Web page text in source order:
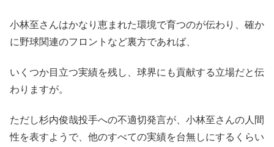
小林至さんはかなり恵まれた環境で育つのが伝わり、確か
に野球関連のフロントなど裏方であれば、
いくつか目立つ実績を残し、球界にも貢献する立場だと伝
わりますが。
ただし杉内俊哉投手への不適切発言が、小林至さんの人間
性を表すようで、他のすべての実績を台無しにするくらい